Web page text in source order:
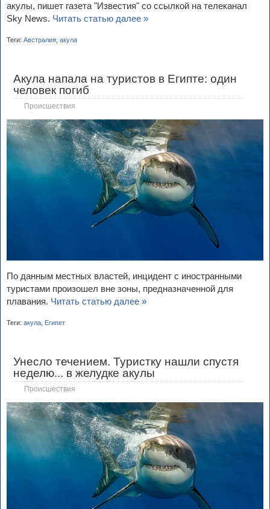
акулы, пишет газета "Известия" со ссылкой на телеканал
Sky News. Читать статью далее »
Теги: Австралия акула
Акула напала на туристов в Египте: один
человек погиб
Происшествия
По данным местных властей, инцидент с иностранными
туристами произошел вне зоны, предназначенной для
плавания. Читать статью далее »
Теги: акула Египет
Унесло течением. Туристку нашли спустя
неделю... в желудке акулы
Происшествия